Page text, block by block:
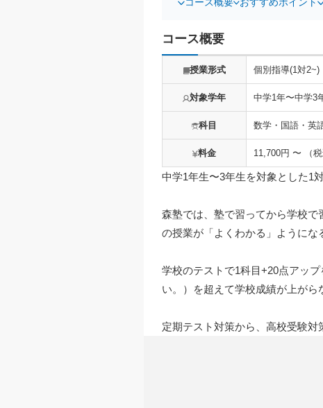
コース概要 おすすめポイント
コース概要
授業形式 個別指導(1対2~)
対象学年 中学1年〜中学3
科目 数学・国語・英
料金 11,700円 〜 （税
中学1年生〜3年生を対象とした1
森塾では、塾で習ってから学校
の授業が「よくわかる」ようにな
学校のテストで1科目+20点アッ
い。）を超えて学校成績が上がら
定期テスト対策から、高校受験対